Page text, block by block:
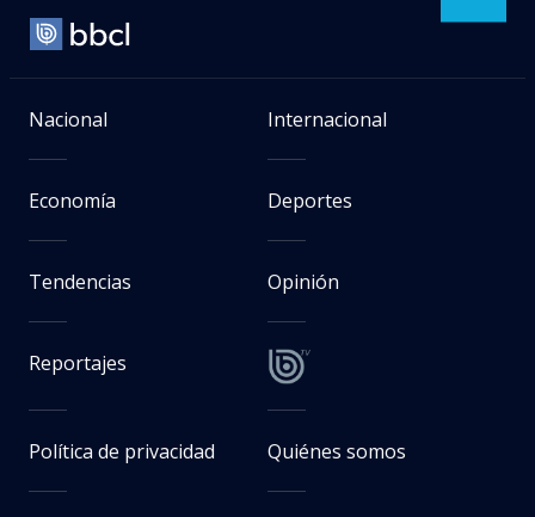
Nacional Internacional
Economía Deportes
Tendencias Opinión
Reportajes
Política de privacidad Quiénes somos